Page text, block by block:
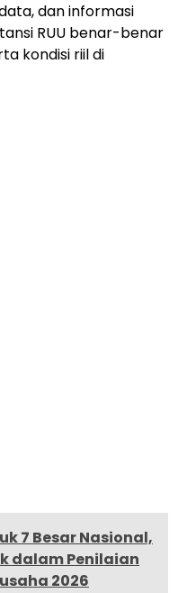
dan informasi
RUU benar-benar
kondisi riil di
7 Besar Nasional,
dalam Penilaian
2026